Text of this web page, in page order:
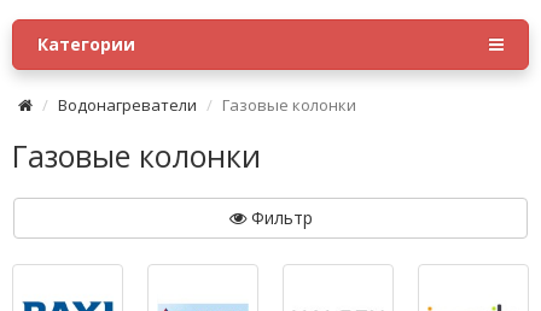
Категории
Водонагреватели Газовые колонки
Газовые колонки
Фильтр